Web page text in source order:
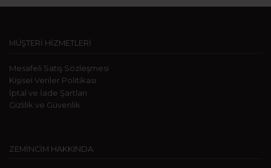
MÜŞTERİ HİZMETLERİ
Mesafeli Satış Sözleşmesi
KişiseI Veriler Politikası
İptal ve İade Şartları
Gizlilik ve Güvenlik
ZEMİNCİM HAKKINDA